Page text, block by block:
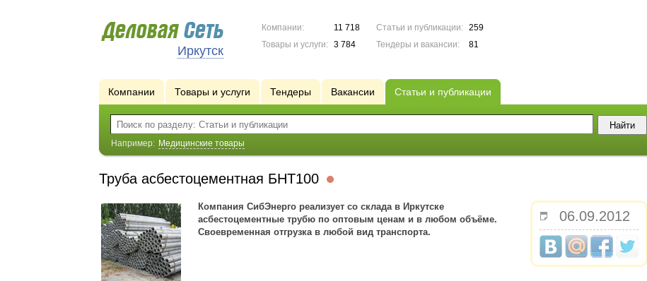
Иркутск
Компании:
11 718
Товары и услуги:
3 784
Статьи и публикации:
259
Тендеры и вакансии:
81
Компании Товары и услуги Тендеры Вакансии Статьи и публикации
Например: Медицинские товары
Труба асбестоцементная БНТ100
06.09.2012
Компания СибЭнерго реализует со склада в Иркутске
асбестоцементные трубю по оптовым ценам и в любом объёме.
Своевременная отгрузка в любой вид транспорта.